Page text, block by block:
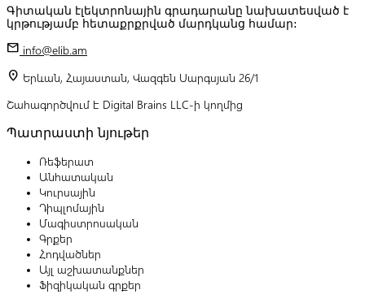
Գիտական էլեկտրոնային գրադարանը նախատեսված է
կրթությամբ հետաքրքրված մարդկանց համար:
mail info@elib.am
location_on Երևան, Հայաստան, Վազգեն Սարգսյան 26/1
Շահագործվում է Digital Brains LLC-ի կողմից
Պատրաստի նյութեր
Ռեֆերատ
Անհատական
Կուրսային
Դիպլոմային
Մագիստրոսական
Գրքեր
Հոդվածներ
Այլ աշխատանքներ
Ֆիզիկական գրքեր